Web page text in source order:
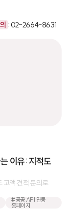
: 02-2664-8631
이유: 지적도
고액 견적 문의로
#공공 API 연동
홈페이지